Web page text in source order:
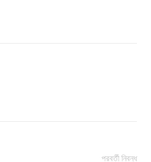
পরবর্তী নিবন্ধ